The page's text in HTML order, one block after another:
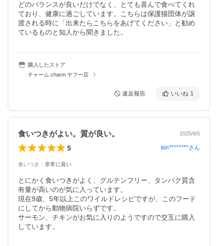
どのバランスが良いだけでなく、とても喜んで食べてくれ
ており、健康に過ごしています。こちらは保護猫団体が譲
渡される時に「出来たらこちらをあげてください」と勧め
ているものと知人から聞きました。
購入したストア
チャーム charm ヤフー店
違反報告 いいね 1
食いつきがよい。質が良い。 2025/9/5
5 kin********さん
食いつき ： 非常に良い
とにかく食いつきがよく、グルテンフリー、タンパク質含
有量が高いのが気に入っています。
現在9歳、5年以上このワイルドレシピですが、このフード
にしてから動物病院いらずです。
サーモン、チキンがお気に入りのようですので交互に購入
しています。